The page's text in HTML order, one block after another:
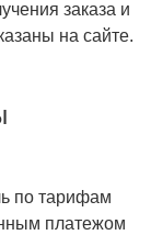
заказа и
на сайте.
по тарифам
платежом